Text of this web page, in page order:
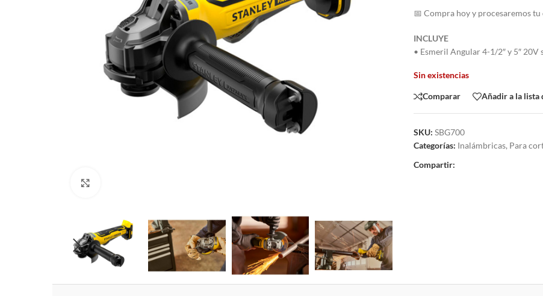
📅 Compra hoy y procesaremos tu
INCLUYE
• Esmeril Angular 4-1/2″ y 5″ 20V
Sin existencias
Comparar Añadir a la lista
SKU: SBG700
Categorías: Inalámbricas, Para
Compartir: